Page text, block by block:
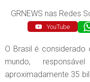
GRNEWS nas Redes
YouTube
O Brasil é
mundo,
aproximadamente 35